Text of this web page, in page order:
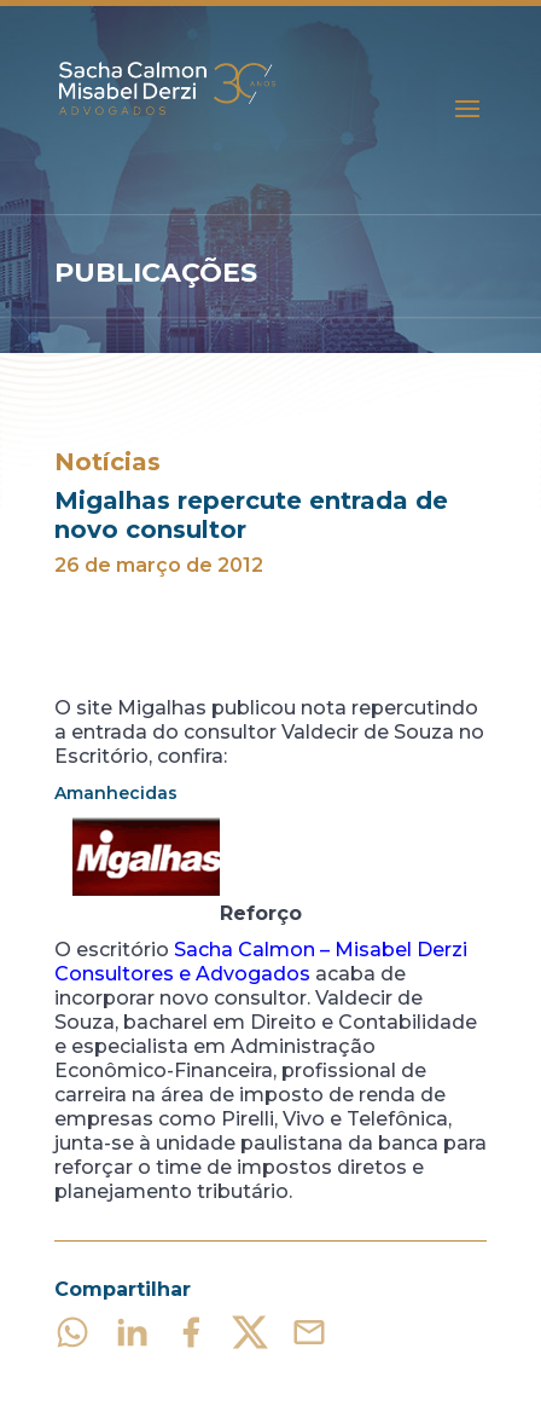
PUBLICAÇÕES
Notícias
Migalhas repercute entrada de
novo consultor
26 de março de 2012
O site Migalhas publicou nota repercutindo
a entrada do consultor Valdecir de Souza no
Escritório, confira:
Amanhecidas
Reforço
O escritório Sacha Calmon – Misabel Derzi
Consultores e Advogados acaba de
incorporar novo consultor. Valdecir de
Souza, bacharel em Direito e Contabilidade
e especialista em Administração
Econômico-Financeira, profissional de
carreira na área de imposto de renda de
empresas como Pirelli, Vivo e Telefônica,
junta-se à unidade paulistana da banca para
reforçar o time de impostos diretos e
planejamento tributário.
Compartilhar